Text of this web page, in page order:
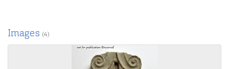
Images (4)